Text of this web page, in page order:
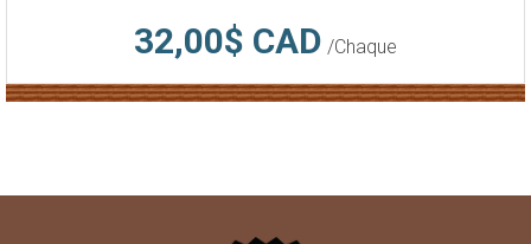
32,00$ CAD /Chaque